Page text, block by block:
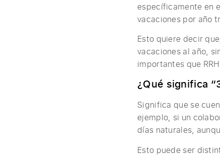
específicamente en
vacaciones por año
Esto quiere decir
vacaciones al año,
importantes que
¿Qué significa
Significa que se
ejemplo, si un
días naturales,
Esto puede ser